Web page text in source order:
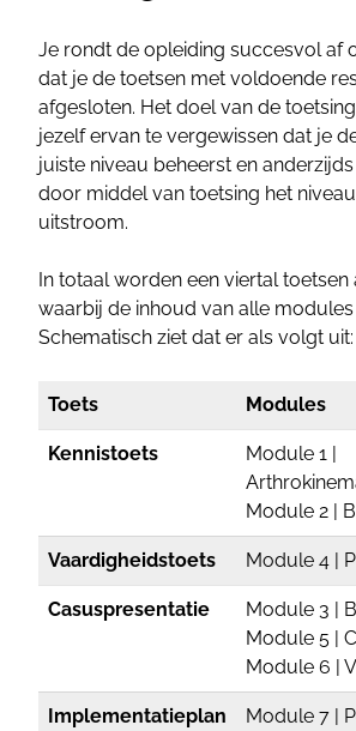
Je rondt de opleiding succesvol af
dat je de toetsen met voldoende
afgesloten. Het doel van de
jezelf ervan te vergewissen dat je
juiste niveau beheerst en
door middel van toetsing het
uitstroom.
In totaal worden een viertal toetsen
waarbij de inhoud van alle
Schematisch ziet dat er als volgt uit:
Toets Modules
Kennistoets
Module 1 |
Module 2 |
Vaardigheidstoets Module 4 |
Casuspresentatie
Module 3 |
Module 5 |
Module 6 |
Implementatieplan
Module 7 |